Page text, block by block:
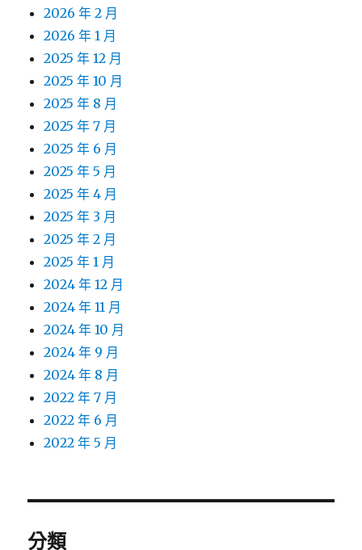
2026 年 2 月
2026 年 1 月
2025 年 12 月
2025 年 10 月
2025 年 8 月
2025 年 7 月
2025 年 6 月
2025 年 5 月
2025 年 4 月
2025 年 3 月
2025 年 2 月
2025 年 1 月
2024 年 12 月
2024 年 11 月
2024 年 10 月
2024 年 9 月
2024 年 8 月
2022 年 7 月
2022 年 6 月
2022 年 5 月
分類